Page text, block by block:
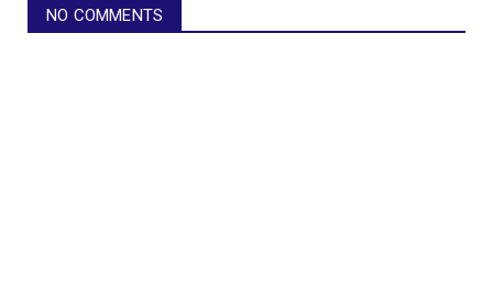
NO COMMENTS